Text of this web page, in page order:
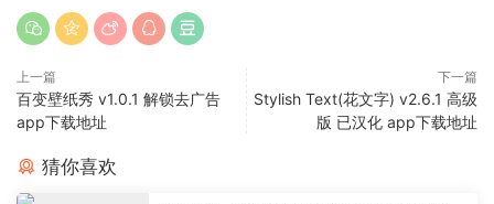
上一篇
百变壁纸秀 v1.0.1 解锁去广告
app下载地址
下一篇
Stylish Text(花文字) v2.6.1 高级
版 已汉化 app下载地址
猜你喜欢